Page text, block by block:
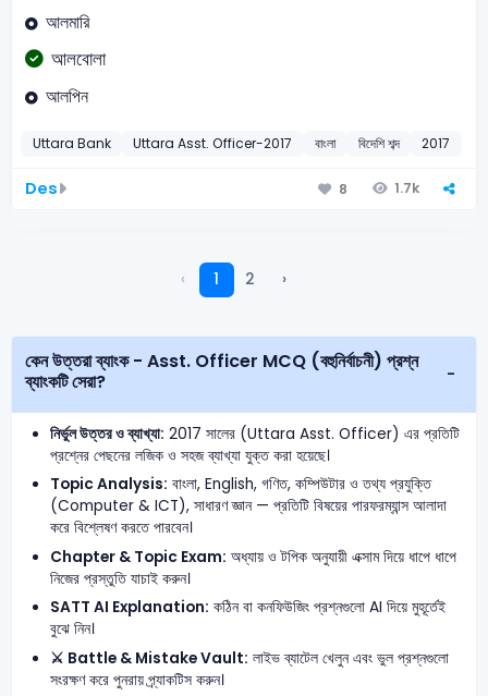
আলমারি
আলবোলা
আলপিন
Uttara Bank Uttara Asst. Officer-2017 বাংলা বিদেশি শব্দ 2017
Des 8 1.7k
‹ 1 2 ›
কেন উত্তরা ব্যাংক - Asst. Officer MCQ (বহুনির্বাচনী) প্রশ্ন
ব্যাংকটি সেরা?
নির্ভুল উত্তর ও ব্যাখ্যা: 2017 সালের (Uttara Asst. Officer) এর প্রতিটি
প্রশ্নের পেছনের লজিক ও সহজ ব্যাখ্যা যুক্ত করা হয়েছে।
Topic Analysis: বাংলা, English, গণিত, কম্পিউটার ও তথ্য প্রযুক্তি
(Computer & ICT), সাধারণ জ্ঞান — প্রতিটি বিষয়ের পারফরম্যান্স আলাদা
করে বিশ্লেষণ করতে পারবেন।
Chapter & Topic Exam: অধ্যায় ও টপিক অনুযায়ী এক্সাম দিয়ে ধাপে ধাপে
নিজের প্রস্তুতি যাচাই করুন।
SATT AI Explanation: কঠিন বা কনফিউজিং প্রশ্নগুলো AI দিয়ে মুহূর্তেই
বুঝে নিন।
⚔️ Battle & Mistake Vault: লাইভ ব্যাটেল খেলুন এবং ভুল প্রশ্নগুলো
সংরক্ষণ করে পুনরায় প্র্যাকটিস করুন।